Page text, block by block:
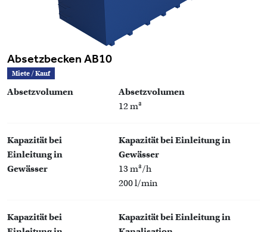
Absetzbecken AB10
Miete / Kauf
Absetzvolumen
Absetzvolumen
12 m³
Kapazität bei
Einleitung in
Gewässer
Kapazität bei Einleitung in
Gewässer
13 m³/h
200 l/min
Kapazität bei
Kapazität bei Einleitung in